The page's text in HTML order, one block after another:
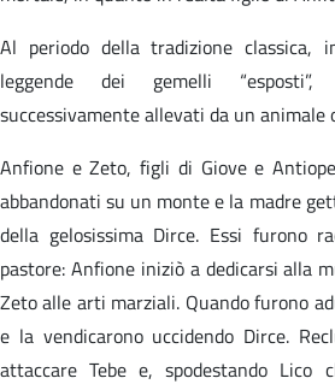
Al periodo della tradizione classica,
leggende dei gemelli
successivamente allevati da un animale
Anfione e Zeto, figli di Giove e
abbandonati su un monte e la madre
della gelosissima Dirce. Essi furono
pastore: Anfione iniziò a dedicarsi alla
Zeto alle arti marziali. Quando furono
e la vendicarono uccidendo Dirce.
attaccare Tebe e, spodestando